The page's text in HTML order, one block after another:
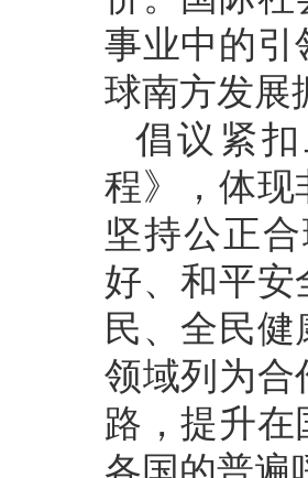
事业中的引
球南方发展
倡议紧
程》，体现
坚持公正
好、和平安
民、全民
领域列为合
路，提升